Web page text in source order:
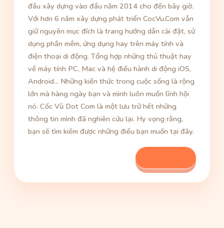
đầu xây dựng vào đầu năm 2014 cho đến bây giờ.
Với hơn 6 năm xây dựng phát triển CocVu.Com vẫn
giữ nguyên mục đích là trang hướng dẫn cài đặt, sử
dụng phần mềm, ứng dụng hay trên máy tính và
điện thoại di động. Tổng hợp những thủ thuật hay
về máy tính PC, Mac và hệ điều hành di động iOS,
Android... Những kiến thức trong cuộc sống là rộng
lớn mà hàng ngày bạn và mình luôn muốn lĩnh hội
nó. Cốc Vũ Dot Com là một lưu trữ hết những
thông tin mình đã nghiên cứu lại. Hy vọng rằng,
bạn sẽ tìm kiếm được những điều bạn muốn tại đây.